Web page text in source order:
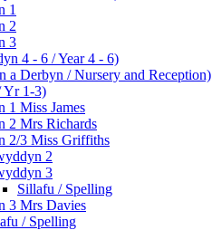
1
2
3
4 - 6 / Year 4 - 6)
a Derbyn / Nursery and Reception)
Yr 1-3)
1 Miss James
2 Mrs Richards
2/3 Miss Griffiths
2
3
Sillafu / Spelling
3 Mrs Davies
/ Spelling